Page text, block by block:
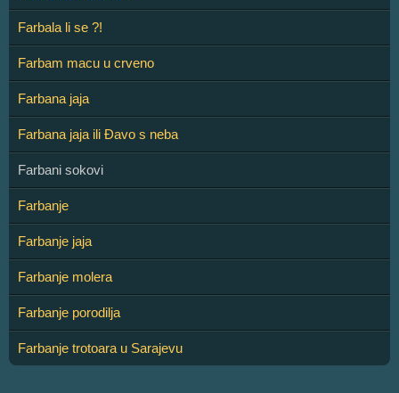
Farbala li se ?!
Farbam macu u crveno
Farbana jaja
Farbana jaja ili Đavo s neba
Farbani sokovi
Farbanje
Farbanje jaja
Farbanje molera
Farbanje porodilja
Farbanje trotoara u Sarajevu